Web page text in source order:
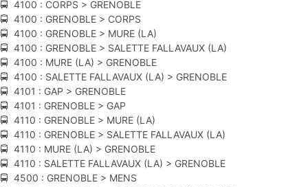
🚍 4100 : CORPS > GRENOBLE
🚍 4100 : GRENOBLE > CORPS
🚍 4100 : GRENOBLE > MURE (LA)
🚍 4100 : GRENOBLE > SALETTE FALLAVAUX (LA)
🚍 4100 : MURE (LA) > GRENOBLE
🚍 4100 : SALETTE FALLAVAUX (LA) > GRENOBLE
🚍 4101 : GAP > GRENOBLE
🚍 4101 : GRENOBLE > GAP
🚍 4110 : GRENOBLE > MURE (LA)
🚍 4110 : GRENOBLE > SALETTE FALLAVAUX (LA)
🚍 4110 : MURE (LA) > GRENOBLE
🚍 4110 : SALETTE FALLAVAUX (LA) > GRENOBLE
🚍 4500 : GRENOBLE > MENS